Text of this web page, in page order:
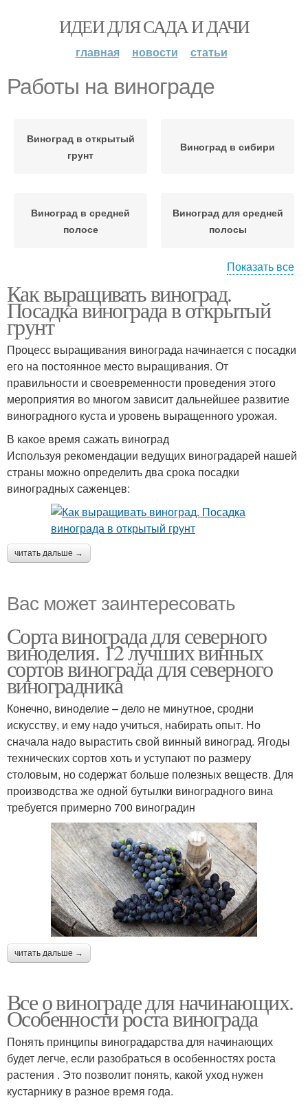
ИДЕИ ДЛЯ САДА И ДАЧИ
главная новости статьи
Работы на винограде
Виноград в открытый
грунт
Виноград в сибири
Виноград в средней
полосе
Виноград для средней
полосы
Уход за виноградом
Показать все
Как выращивать виноград.
Посадка винограда в открытый
грунт
Процесс выращивания винограда начинается с посадки
его на постоянное место выращивания. От
правильности и своевременности проведения этого
мероприятия во многом зависит дальнейшее развитие
виноградного куста и уровень выращенного урожая.
В какое время сажать виноград
Используя рекомендации ведущих виноградарей нашей
страны можно определить два срока посадки
виноградных саженцев:
читать дальше →
Вас может заинтересовать
Сорта винограда для северного
виноделия. 12 лучших винных
сортов винограда для северного
виноградника
Конечно, виноделие – дело не минутное, сродни
искусству, и ему надо учиться, набирать опыт. Но
сначала надо вырастить свой винный виноград. Ягоды
технических сортов хоть и уступают по размеру
столовым, но содержат больше полезных веществ. Для
производства же одной бутылки виноградного вина
требуется примерно 700 виноградин
читать дальше →
Все о винограде для начинающих.
Особенности роста винограда
Понять принципы виноградарства для начинающих
будет легче, если разобраться в особенностях роста
растения . Это позволит понять, какой уход нужен
кустарнику в разное время года.